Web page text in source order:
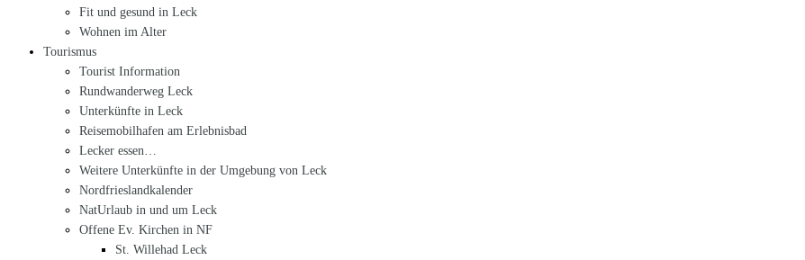
Fit und gesund in Leck
Wohnen im Alter
Tourismus
Tourist Information
Rundwanderweg Leck
Unterkünfte in Leck
Reisemobilhafen am Erlebnisbad
Lecker essen…
Weitere Unterkünfte in der Umgebung von Leck
Nordfrieslandkalender
NatUrlaub in und um Leck
Offene Ev. Kirchen in NF
St. Willehad Leck